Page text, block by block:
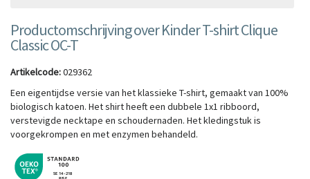
Productomschrijving over Kinder T-shirt Clique
Classic OC-T
Artikelcode:029362
Een eigentijdse versie van het klassieke T-shirt, gemaakt van 100%
biologisch katoen. Het shirt heeft een dubbele 1x1 ribboord,
verstevigde necktape en schoudernaden. Het kledingstuk is
voorgekrompen en met enzymen behandeld.